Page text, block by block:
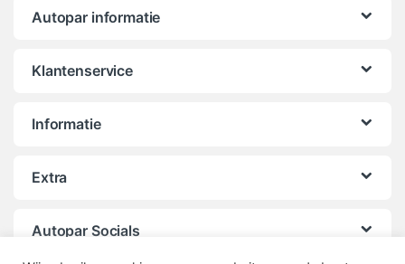
Autopar informatie
Klantenservice
Informatie
Extra
Autopar Socials